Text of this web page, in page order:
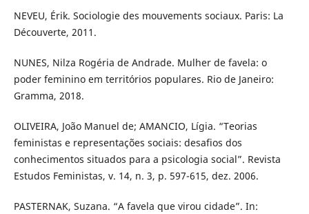
NEVEU, Érik. Sociologie des mouvements sociaux. Paris: La
Découverte, 2011.
NUNES, Nilza Rogéria de Andrade. Mulher de favela: o
poder feminino em territórios populares. Rio de Janeiro:
Gramma, 2018.
OLIVEIRA, João Manuel de; AMANCIO, Lígia. “Teorias
feministas e representações sociais: desafios dos
conhecimentos situados para a psicologia social”. Revista
Estudos Feministas, v. 14, n. 3, p. 597-615, dez. 2006.
PASTERNAK, Suzana. “A favela que virou cidade”. In: